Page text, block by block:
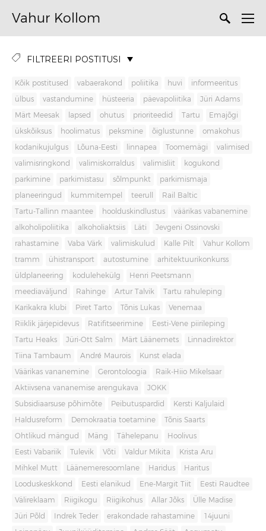
Vahur Kollom
FILTREERI POSTITUSI
Kõik postitused vabaerakond poliitika huvi informeeritus
ülbus vastandumine hüsteeria päevapoliitika Jüri Adams
Märt Meesak lapsed ohutus prioriteedid Tartu Emajõgi
ükskõiksus hoolimatus peksmine õiglustunne omakohus
kodanikujulgus Lõuna-Eesti linnapea Toomemägi valimised
valimisringkond valimiskorraldus valimisliit kogukond
parkimine parkimistasu sõlmpunkt parkimismaja
planeeringud kummitempel teerull Rail Baltic
Tartu-Tallinn maantee hoolduskindlustus väärikas vabanemine
alkoholipoliitika alkoholiaktsiis Läti Jevgeni Ossinovski
rahastamine Vaba Värk valimiskulud Kalle Pilt Vahur Kollom
tramm ühistransport autostumine arhitektuurikonkurss
üldplaneering kodulehekülg Henri Peetsmann
meediaväljund Rahinge Artur Talvik Tartu rahuleping
Karikakra klubi Piret Tarto Tõnis Lukas Venemaa
Riiklik järjepidevus Ratifitseerimine Eesti-Vene piirileping
Tartu Heaks Jüri-Ott Salm Märt Läänemets Linnadirektor
Tiina Tambaum André Maurois Kunst elada
Väärikas vananemine Gerontoloogia Raik-Hiio Mikelsaar
Aktiivsena vananemise arengukava JOKK
Subsidiaarsuse põhimõte Peibutuspardid Kersti Kaljulaid
Haldusreform Demokraatia toetamine Tõnis Saarts
Ohtlikud mängud Mäng Tähelepanu Hoolivus
Eesti Vabariik Tulevik Võti Valdur Mikita Krista Aru
Mihkel Mutt Läänemeresoomlane Haridus Haritus
Looduskeskkond Eesti elanikud Ene-Margit Tiit Eesti Raudtee
Välireklaam Riigikogu Riigikohus Allar Jõks Ülle Madise
Jüri Põld Indrek Teder erakondade rahastamine 14juuni